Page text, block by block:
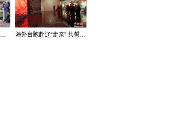
辽宁歌舞团举办《古色·国宝辽宁》排练开放日活动 海外台胞赴辽“走亲” 共誓“和平初心”